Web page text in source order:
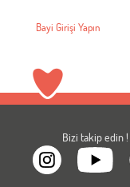
Bayi Girişi Yapın
Bizi takip edin !